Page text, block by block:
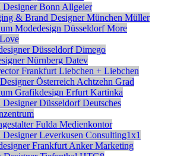
Bonn Allgeier
& Brand Designer München Müller
Modedesign Düsseldorf More
Düsseldorf Dimego
Nürnberg Datev
Frankfurt Liebchen + Liebchen
Österreich Achtzehn Grad
Grafikdesign Erfurt Kartinka
Düsseldorf Deutsches
Fulda Medienkontor
Leverkusen Consulting1x1
Frankfurt Anker Marketing